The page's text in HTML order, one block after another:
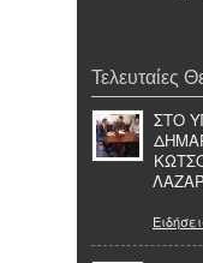
Τελευταίες
ΣΤΟ